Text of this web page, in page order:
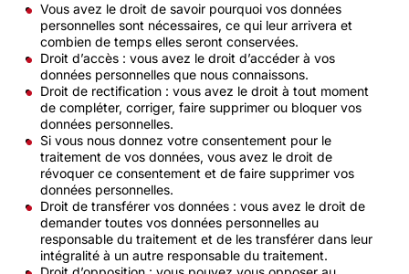
Vous avez le droit de savoir pourquoi vos données
personnelles sont nécessaires, ce qui leur arrivera et
combien de temps elles seront conservées.
Droit d’accès : vous avez le droit d’accéder à vos
données personnelles que nous connaissons.
Droit de rectification : vous avez le droit à tout moment
de compléter, corriger, faire supprimer ou bloquer vos
données personnelles.
Si vous nous donnez votre consentement pour le
traitement de vos données, vous avez le droit de
révoquer ce consentement et de faire supprimer vos
données personnelles.
Droit de transférer vos données : vous avez le droit de
demander toutes vos données personnelles au
responsable du traitement et de les transférer dans leur
intégralité à un autre responsable du traitement.